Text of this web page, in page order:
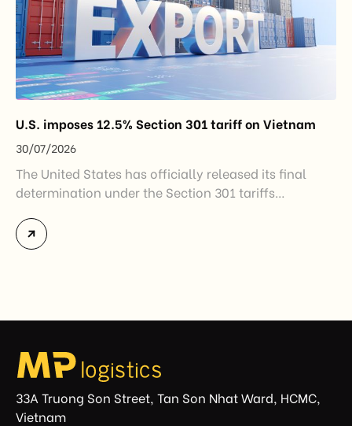
U.S. imposes 12.5% Section 301 tariff on Vietnam
30/07/2026
The United States has officially released its final
determination under the Section 301 tariffs
Vietnam. The measure addresses countries that have
not established or effectively enforced regulations
regulatory development that may […]
33A Truong Son Street, Tan Son Nhat Ward, HCMC,
Vietnam